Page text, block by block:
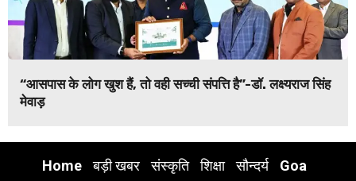
“आसपास के लोग खुश हैं, तो वही सच्ची संपत्ति है”-डॉ. लक्ष्यराज सिंह
मेवाड़
Home बड़ी खबर संस्कृति शिक्षा सौन्दर्य
Goa